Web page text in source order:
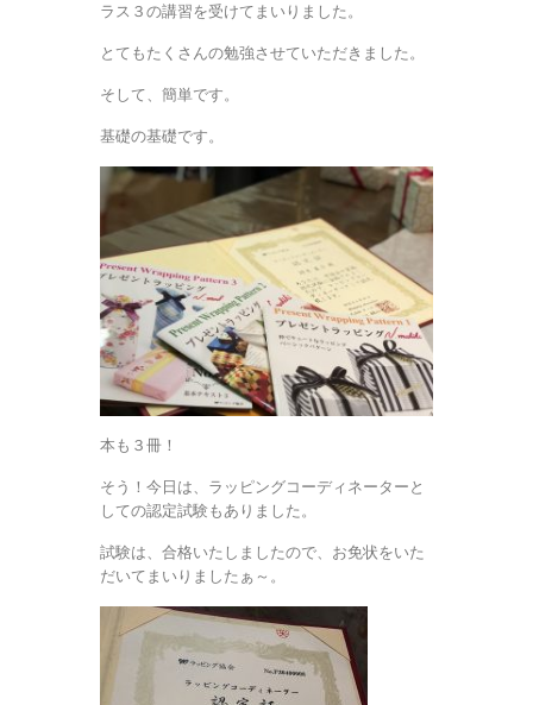
ラス３の講習を受けてまいりました。
とてもたくさんの勉強させていただきました。
そして、簡単です。
基礎の基礎です。
本も３冊！
そう！今日は、ラッピングコーディネーターと
しての認定試験もありました。
試験は、合格いたしましたので、お免状をいた
だいてまいりましたぁ～。